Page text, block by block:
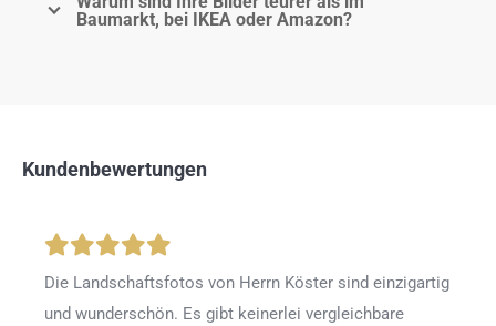
Baumarkt, bei IKEA oder Amazon?
Kundenbewertungen
Die Landschaftsfotos von Herrn Köster sind einzigartig
und wunderschön. Es gibt keinerlei vergleichbare